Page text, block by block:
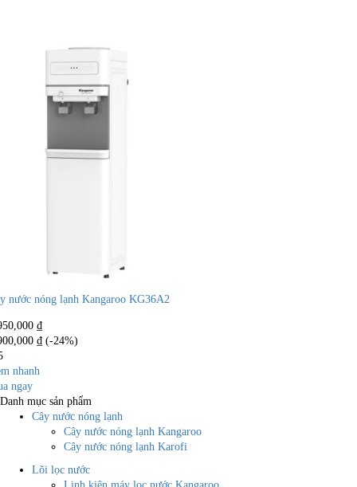
nước nóng lạnh Kangaroo KG36A2
₫
₫ (-24%)
nhanh
ngay
Danh mục sản phẩm
Cây nước nóng lạnh
Cây nước nóng lạnh Kangaroo
Cây nước nóng lạnh Karofi
Lõi lọc nước